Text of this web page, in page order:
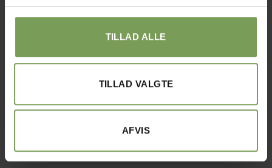
TILLAD ALLE
TILLAD VALGTE
AFVIS
Indkøbspose med logo
Foldbar indkøbstaske i 190T RPET polyesterL Lavet af
PET-flasker. Med etui med trykknap og karabinhage.
Sammenfoldet måler indkøbsposen 5 x10 centimeter. Lige
Med denne bestilling hjælper vi produktcenten med at
donere et træ.